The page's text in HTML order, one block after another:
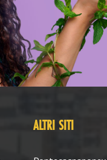
ALTRI SITI